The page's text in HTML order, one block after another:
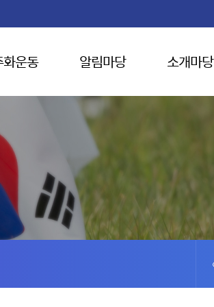
운동 알림마당 소개마당